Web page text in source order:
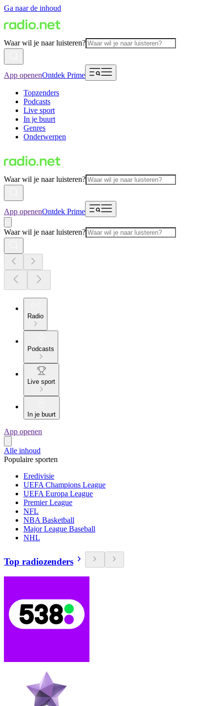
Ga naar de inhoud
Waar wil je naar luisteren?
App openenOntdek Prime
Topzenders
Podcasts
Live sport
In je buurt
Genres
Onderwerpen
Waar wil je naar luisteren?
App openenOntdek Prime
Waar wil je naar luisteren?
Radio
Podcasts
Live sport
In je buurt
App openen
Alle inhoud
Populaire sporten
Eredivisie
UEFA Champions League
UEFA Europa League
Premier League
NFL
NBA Basketball
Major League Baseball
NHL
Top radiozenders